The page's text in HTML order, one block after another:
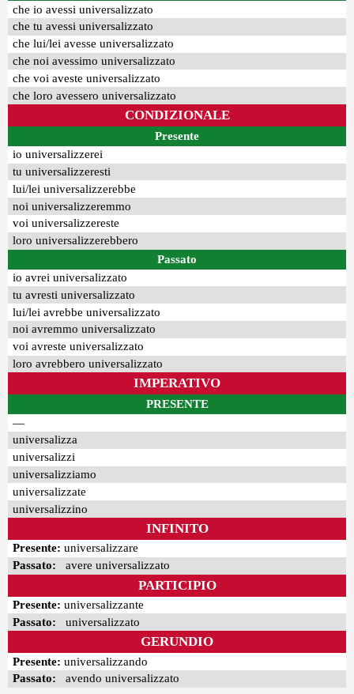
che io avessi universalizzato
che tu avessi universalizzato
che lui/lei avesse universalizzato
che noi avessimo universalizzato
che voi aveste universalizzato
che loro avessero universalizzato
CONDIZIONALE
Presente
io universalizzerei
tu universalizzeresti
lui/lei universalizzerebbe
noi universalizzeremmo
voi universalizzereste
loro universalizzerebbero
Passato
io avrei universalizzato
tu avresti universalizzato
lui/lei avrebbe universalizzato
noi avremmo universalizzato
voi avreste universalizzato
loro avrebbero universalizzato
IMPERATIVO
PRESENTE
—
universalizza
universalizzi
universalizziamo
universalizzate
universalizzino
INFINITO
Presente: universalizzare
Passato: avere universalizzato
PARTICIPIO
Presente: universalizzante
Passato: universalizzato
GERUNDIO
Presente: universalizzando
Passato: avendo universalizzato